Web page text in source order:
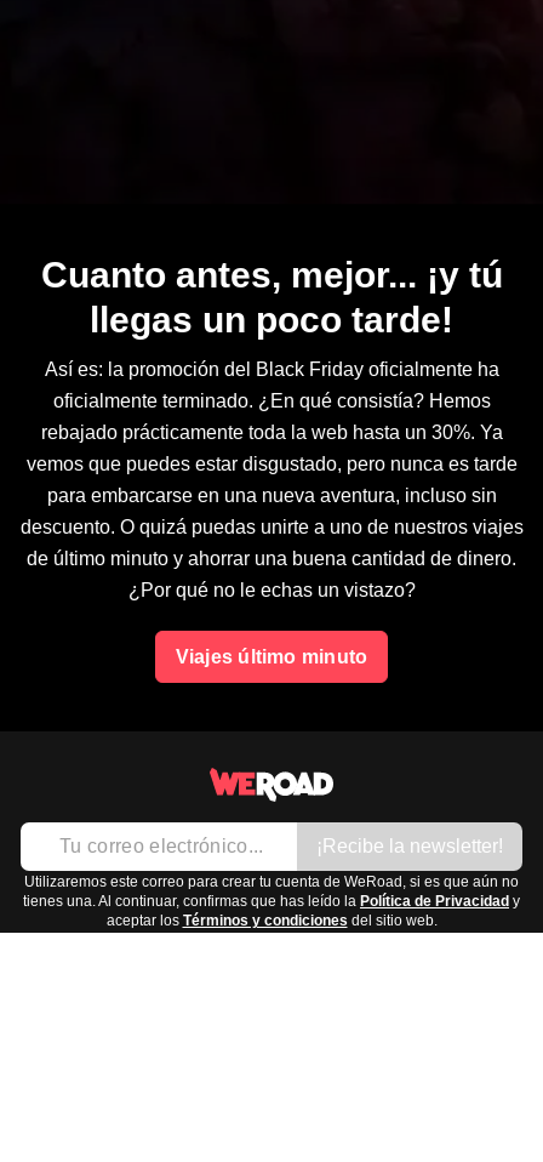
Cuanto antes, mejor... ¡y tú
llegas un poco tarde!
Así es: la promoción del Black Friday oficialmente ha
oficialmente terminado. ¿En qué consistía? Hemos
rebajado prácticamente toda la web hasta un 30%. Ya
vemos que puedes estar disgustado, pero nunca es tarde
para embarcarse en una nueva aventura, incluso sin
descuento. O quizá puedas unirte a uno de nuestros viajes
de último minuto y ahorrar una buena cantidad de dinero.
¿Por qué no le echas un vistazo?
Viajes último minuto
¡Recibe la newsletter!
Utilizaremos este correo para crear tu cuenta de WeRoad, si es que aún no
tienes una. Al continuar, confirmas que has leído la Política de Privacidad y
aceptar los Términos y condiciones del sitio web.